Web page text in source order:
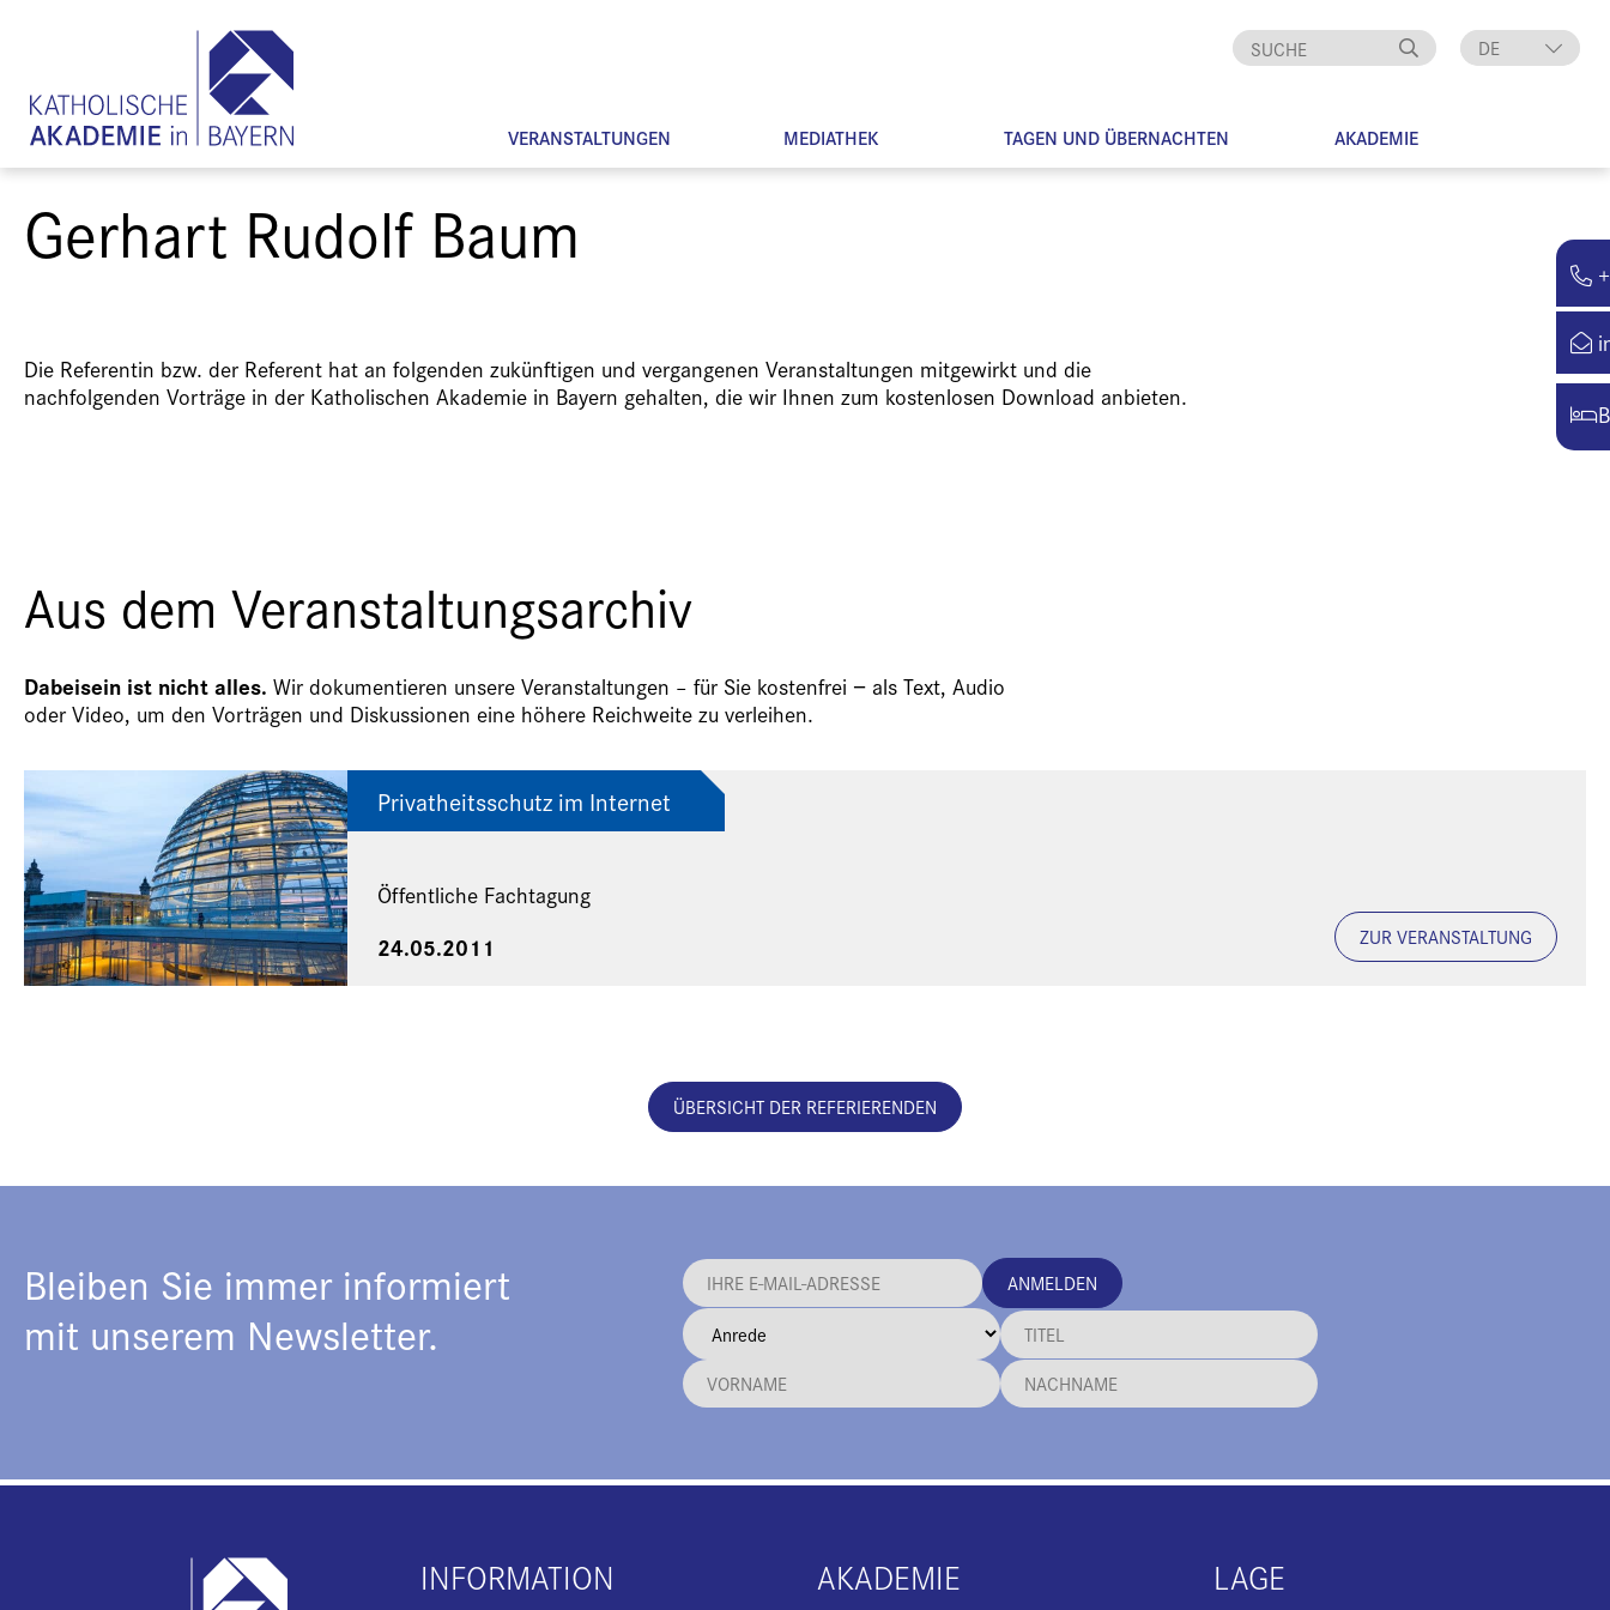
DE
VERANSTALTUNGEN MEDIATHEK TAGEN UND ÜBERNACHTEN AKADEMIE
Gerhart Rudolf Baum
Die Referentin bzw. der Referent hat an folgenden zukünftigen und vergangenen Veranstaltungen mitgewirkt und die
nachfolgenden Vorträge in der Katholischen Akademie in Bayern gehalten, die wir Ihnen zum kostenlosen Download anbieten.
Aus dem Veranstaltungsarchiv
Dabeisein ist nicht alles. Wir dokumentieren unsere Veranstaltungen – für Sie kostenfrei − als Text, Audio
oder Video, um den Vorträgen und Diskussionen eine höhere Reichweite zu verleihen.
Privatheitsschutz im Internet
Öffentliche Fachtagung
24.05.2011 ZUR VERANSTALTUNG
ÜBERSICHT DER REFERIERENDEN
Bleiben Sie immer informiert
mit unserem Newsletter.
ANMELDEN
INFORMATION AKADEMIE LAGE